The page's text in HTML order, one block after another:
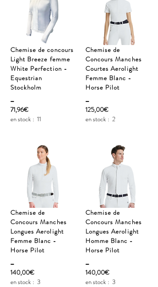
Chemise de concours
Light Breeze femme
White Perfection -
Equestrian
Stockholm
_
71,96€
en stock : 11
Chemise de
Concours Manches
Longues Aerolight
Femme Blanc -
Horse Pilot
_
140,00€
en stock : 3
Chemise de
Concours Manches
Courtes Aerolight
Femme Blanc -
Horse Pilot
_
125,00€
en stock : 2
Chemise de
Concours Manches
Longues Aerolight
Homme Blanc -
Horse Pilot
_
140,00€
en stock : 3